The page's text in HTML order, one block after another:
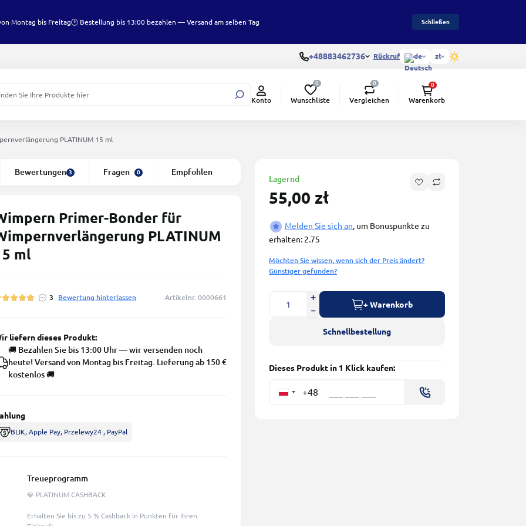
Montag bis Freitag🕑 Bestellung bis 13:00 bezahlen — Versand am selben Tag Schließen
+48883462736 Rückruf de zł
Konto
0
Wunschliste
0
Vergleichen
0
Warenkorb
PLATINUM 15 ml
Bewertungen 3 Fragen 0 Empfohlen
Primer-Bonder für
PLATINUM
ml
3 Bewertung hinterlassen Artikelnr. 0000661
Lagernd
55,00 zł
Melden Sie sich an, um Bonuspunkte zu
erhalten: 2.75
Möchten Sie wissen, wenn sich der Preis ändert?
Günstiger gefunden?
+ Warenkorb
Schnellbestellung
Dieses Produkt in 1 Klick kaufen:
+48
liefern dieses Produkt:
🚚 Bezahlen Sie bis 13:00 Uhr — wir versenden noch
heute! Versand von Montag bis Freitag. Lieferung ab 150 €
kostenlos 🚚
BLIK, Apple Pay, Przelewy24 , PayPal
Treueprogramm
💎 PLATINUM CASHBACK
Erhalten Sie bis zu 5 % Cashback in Punkten für Ihren